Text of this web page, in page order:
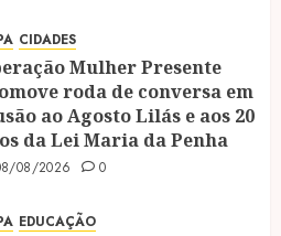
CIDADES
Mulher Presente
roda de conversa em
ao Agosto Lilás e aos 20
da Lei Maria da Penha
08/2026 0
EDUCAÇÃO